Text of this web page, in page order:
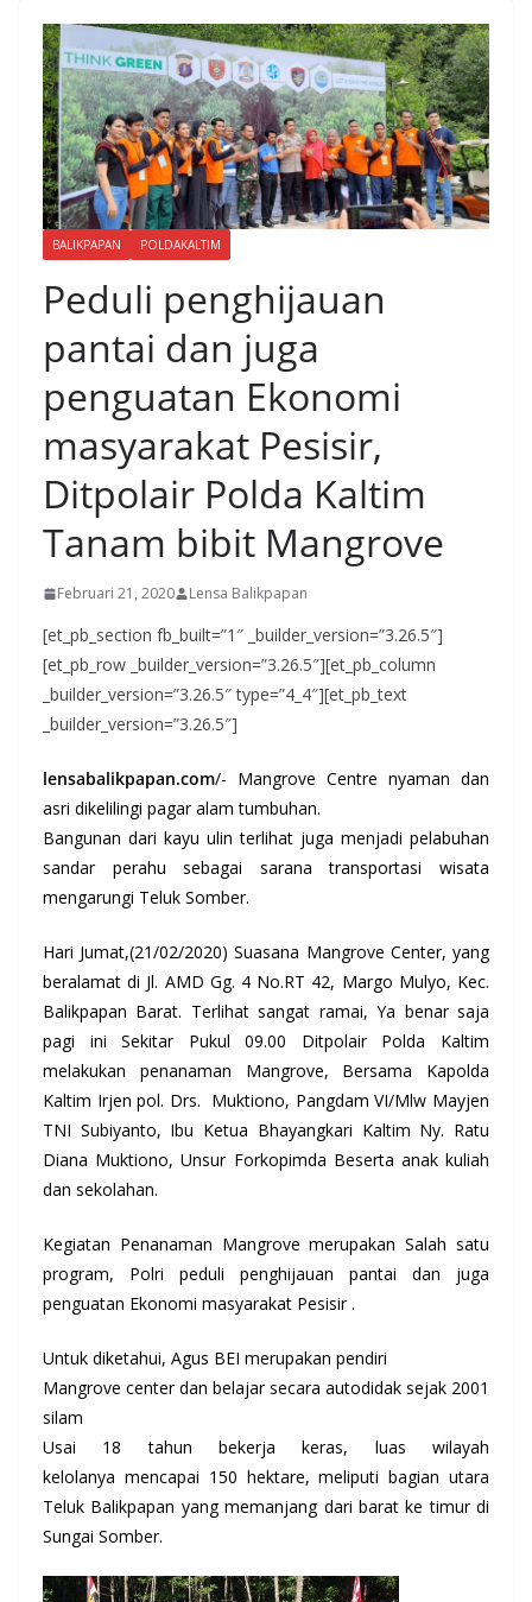
BALIKPAPAN POLDAKALTIM
Peduli penghijauan
pantai dan juga
penguatan Ekonomi
masyarakat Pesisir,
Ditpolair Polda Kaltim
Tanam bibit Mangrove
Februari 21, 2020 Lensa Balikpapan
[et_pb_section fb_built=”1″ _builder_version=”3.26.5″]
[et_pb_row _builder_version=”3.26.5″][et_pb_column
_builder_version=”3.26.5″ type=”4_4″][et_pb_text
_builder_version=”3.26.5″]
lensabalikpapan.com/- Mangrove Centre nyaman dan
asri dikelilingi pagar alam tumbuhan.
Bangunan dari kayu ulin terlihat juga menjadi pelabuhan
sandar perahu sebagai sarana transportasi wisata
mengarungi Teluk Somber.
Hari Jumat,(21/02/2020) Suasana Mangrove Center, yang
beralamat di Jl. AMD Gg. 4 No.RT 42, Margo Mulyo, Kec.
Balikpapan Barat. Terlihat sangat ramai, Ya benar saja
pagi ini Sekitar Pukul 09.00 Ditpolair Polda Kaltim
melakukan penanaman Mangrove, Bersama Kapolda
Kaltim Irjen pol. Drs. Muktiono, Pangdam VI/Mlw Mayjen
TNI Subiyanto, Ibu Ketua Bhayangkari Kaltim Ny. Ratu
Diana Muktiono, Unsur Forkopimda Beserta anak kuliah
dan sekolahan.
Kegiatan Penanaman Mangrove merupakan Salah satu
program, Polri peduli penghijauan pantai dan juga
penguatan Ekonomi masyarakat Pesisir .
Untuk diketahui, Agus BEI merupakan pendiri
Mangrove center dan belajar secara autodidak sejak 2001
silam
Usai 18 tahun bekerja keras, luas wilayah
kelolanya mencapai 150 hektare, meliputi bagian utara
Teluk Balikpapan yang memanjang dari barat ke timur di
Sungai Somber.